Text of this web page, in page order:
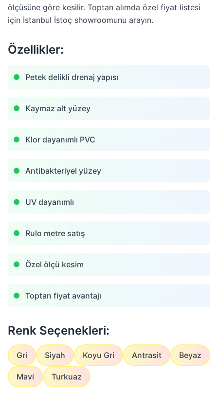
ölçüsüne göre kesilir. Toptan alımda özel fiyat listesi
için İstanbul İstoç showroomunu arayın.
Özellikler:
Petek delikli drenaj yapısı
Kaymaz alt yüzey
Klor dayanımlı PVC
Antibakteriyel yüzey
UV dayanımlı
Rulo metre satış
Özel ölçü kesim
Toptan fiyat avantajı
Renk Seçenekleri:
Gri Siyah Koyu Gri Antrasit Beyaz
Mavi Turkuaz